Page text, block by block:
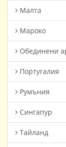
Малта
Мароко
Oбединени
Португалия
Румъния
Сингапур
Тайланд